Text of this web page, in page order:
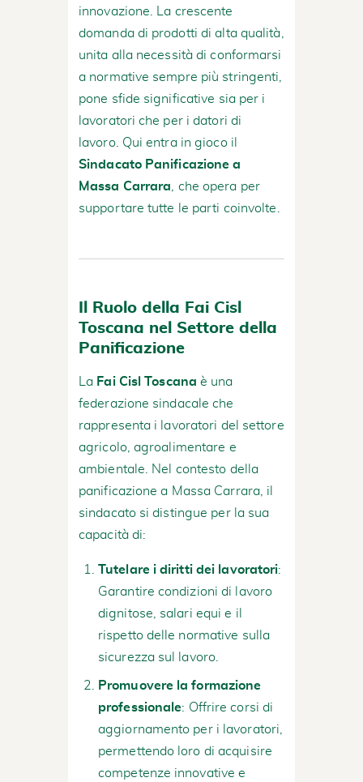
innovazione. La crescente
domanda di prodotti di alta qualità,
unita alla necessità di conformarsi
a normative sempre più stringenti,
pone sfide significative sia per i
lavoratori che per i datori di
lavoro. Qui entra in gioco il
Sindacato Panificazione a
Massa Carrara , che opera per
supportare tutte le parti coinvolte.
Il Ruolo della Fai Cisl
Toscana nel Settore della
Panificazione
La Fai Cisl Toscana è una
federazione sindacale che
rappresenta i lavoratori del settore
agricolo, agroalimentare e
ambientale. Nel contesto della
panificazione a Massa Carrara, il
sindacato si distingue per la sua
capacità di:
Tutelare i diritti dei lavoratori:
Garantire condizioni di lavoro
dignitose, salari equi e il
rispetto delle normative sulla
sicurezza sul lavoro.
Promuovere la formazione
professionale: Offrire corsi di
aggiornamento per i lavoratori,
permettendo loro di acquisire
competenze innovative e